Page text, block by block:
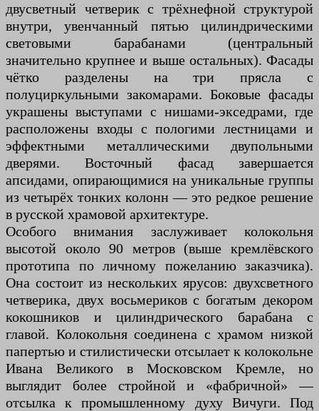
двусветный четверик с трёхнефной структурой
внутри, увенчанный пятью цилиндрическими
световыми барабанами (центральный
значительно крупнее и выше остальных). Фасады
чётко разделены на три прясла с
полуциркульными закомарами. Боковые фасады
украшены выступами с нишами-экседрами, где
расположены входы с пологими лестницами и
эффектными металлическими двупольными
дверями. Восточный фасад завершается
апсидами, опирающимися на уникальные группы
из четырёх тонких колонн — это редкое решение
в русской храмовой архитектуре.
Особого внимания заслуживает колокольня
высотой около 90 метров (выше кремлёвского
прототипа по личному пожеланию заказчика).
Она состоит из нескольких ярусов: двухсветного
четверика, двух восьмериков с богатым декором
кокошников и цилиндрического барабана с
главой. Колокольня соединена с храмом низкой
папертью и стилистически отсылает к колокольне
Ивана Великого в Московском Кремле, но
выглядит более стройной и «фабричной» —
отсылка к промышленному духу Вичуги. Под